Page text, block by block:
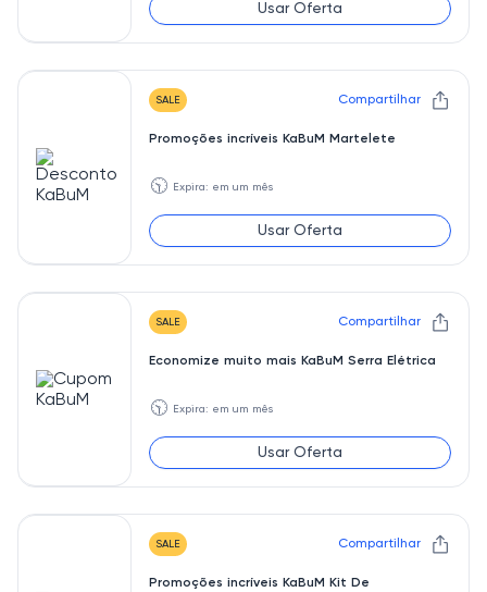
Usar Oferta
SALE Compartilhar
Promoções incríveis KaBuM Martelete
🕥 Expira: em um mês
Usar Oferta
SALE Compartilhar
Economize muito mais KaBuM Serra Elétrica
🕥 Expira: em um mês
Usar Oferta
SALE Compartilhar
Promoções incríveis KaBuM Kit De